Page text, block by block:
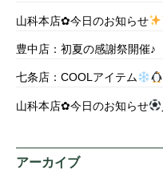
山科本店✿今日のお知らせ
豊中店：初夏の感謝祭開催♪
七条店：COOLアイテム
山科本店✿今日のお知らせ
アーカイブ